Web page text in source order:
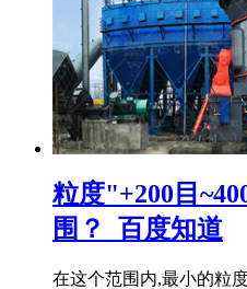
粒度"+200目
围？_百度知道
在这个范围内,最小的粒